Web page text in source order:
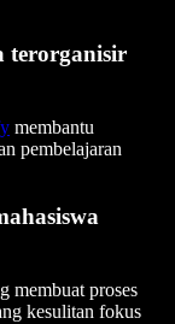
terorganisir
membantu
pembelajaran
membuat proses
kesulitan fokus